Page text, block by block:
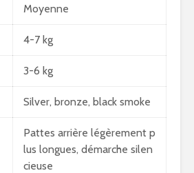
Moyenne
4-7 kg
3-6 kg
Silver, bronze, black smoke
Pattes arrière légèrement p
lus longues, démarche silen
cieuse